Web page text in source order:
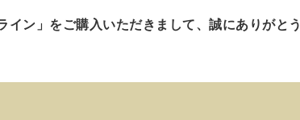
ン」をご購入いただきまして、誠にありがとう